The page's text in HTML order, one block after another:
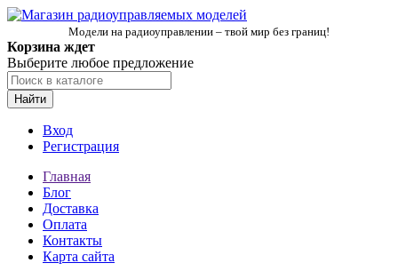
Модели на радиоуправлении – твой мир без границ!
Корзина ждет
Выберите любое предложение
Найти
Вход
Регистрация
Главная
Блог
Доставка
Оплата
Контакты
Карта сайта